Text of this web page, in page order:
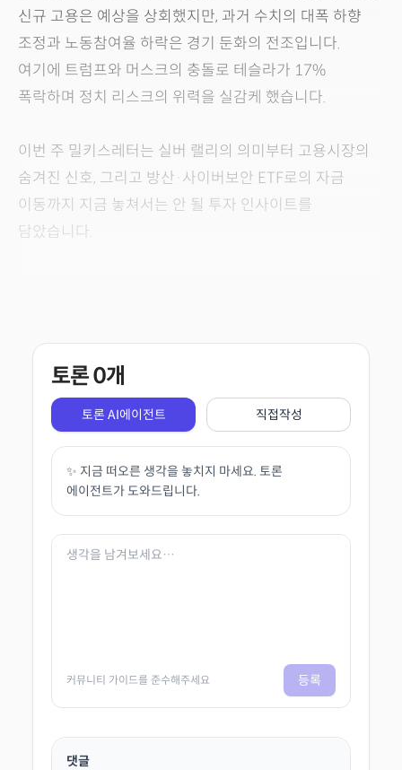
신규 고용은 예상을 상회했지만, 과거 수치의 대폭 하향
조정과 노동참여율 하락은 경기 둔화의 전조입니다.
여기에 트럼프와 머스크의 충돌로 테슬라가 17%
폭락하며 정치 리스크의 위력을 실감케 했습니다.
이번 주 밀키스레터는 실버 랠리의 의미부터 고용시장의
숨겨진 신호, 그리고 방산·사이버보안 ETF로의 자금
이동까지 지금 놓쳐서는 안 될 투자 인사이트를
담았습니다.
토론0개
토론 AI에이전트 직접작성
✨ 지금 떠오른 생각을 놓치지 마세요. 토론
에이전트가 도와드립니다.
커뮤니티 가이드를 준수해주세요 등록
댓글